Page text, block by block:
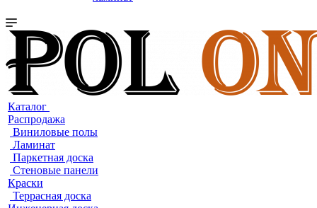
Каталог
Распродажа
Виниловые полы
Ламинат
Паркетная доска
Стеновые панели
Краски
Террасная доска